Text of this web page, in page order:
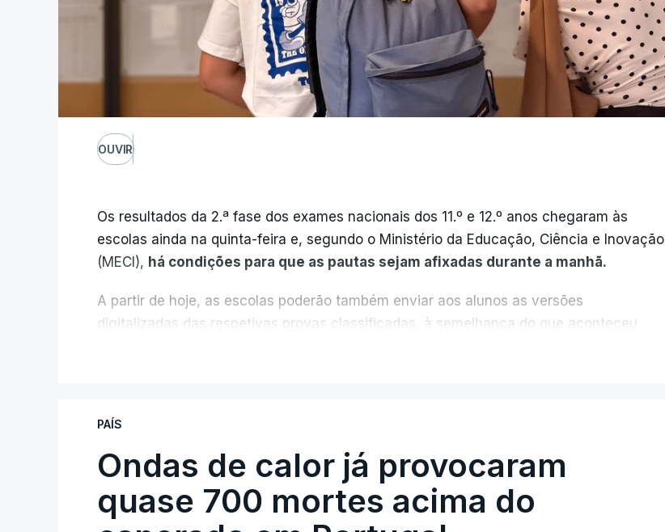
OUVIR
Os resultados da 2.ª fase dos exames nacionais dos 11.º e 12.º anos chegaram às
escolas ainda na quinta-feira e, segundo o Ministério da Educação, Ciência e Inovação
(MECI), há condições para que as pautas sejam afixadas durante a manhã.
A partir de hoje, as escolas poderão também enviar aos alunos as versões
digitalizadas das respetivas provas classificadas, à semelhança do que aconteceu
exames classificados a todos os estudantes para "reforçar a transparência e rigor do
processo" devido às falhas na classificação eletrónica.
Serão também publicadas as notas da 2.ª fase das provas finais do 9.º ano.
PAÍS
Ondas de calor já provocaram
quase 700 mortes acima do